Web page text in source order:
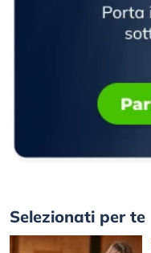
Selezionati per te